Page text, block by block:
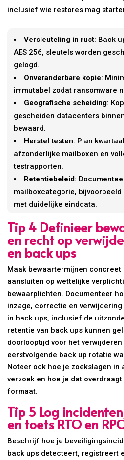
inclusief wie restores mag
Versleuteling in rust: Back
AES 256, sleutels worden
gelogd.
Onveranderbare kopie:
immutabel zodat ransomware
Geografische scheiding:
gescheiden datacenters
bewaard.
Herstel testen: Plan
afzonderlijke mailboxen en
testrapporten.
Retentiebeleid:
mailboxcategorie, bijvoorbeeld
met duidelijke einddata.
Tip 4 Definieer
en recht op
en back ups
Maak bewaartermijnen concreet
aansluiten op wettelijke
bewaarplichten. Documenteer
inzage, correctie en
in back ups, inclusief de
retentie van back ups kunnen
doorlooptijd voor het
eerstvolgende back up rotatie
Noteer ook hoe je zoekslagen in
verzoek en hoe je dat
formaat.
Tip 5 Log
en toets RTO en
Beschrijf hoe je
back ups detecteert, registreert